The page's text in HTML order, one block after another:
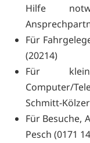
Hilfe
Für
(20214)
Für
Computer/
Schmitt-
Für Besuche,
Pesch (0171